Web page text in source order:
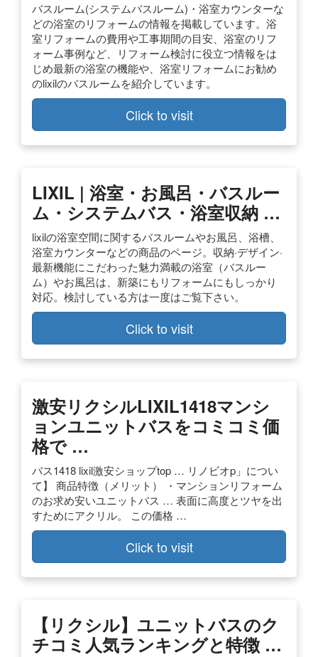
バスルーム(システムバスルーム)・浴室カウンターな
どの浴室のリフォームの情報を掲載しています。浴
室リフォームの費用や工事期間の目安、浴室のリフ
ォーム事例など、リフォーム検討に役立つ情報をは
じめ最新の浴室の機能や、浴室リフォームにお勧め
のlixilのバスルームを紹介しています。
Click to visit
LIXIL | 浴室・お風呂・バスルー
ム・システムバス・浴室収納 …
lixilの浴室空間に関するバスルームやお風呂、浴槽、
浴室カウンターなどの商品のページ。収納·デザイン·
最新機能にこだわった魅力満載の浴室（バスルー
ム）やお風呂は、新築にもリフォームにもしっかり
対応。検討している方は一度はご覧下さい。
Click to visit
激安リクシルLIXIL1418マンシ
ョンユニットバスをコミコミ価
格で …
バス1418 lixil激安ショップtop … リノビオp」につい
て】 商品特徴（メリット） ・マンションリフォーム
のお求め安いユニットバス … 表面に高度とツヤを出
すためにアクリル。 この価格 …
Click to visit
【リクシル】ユニットバスのク
チコミ人気ランキングと特徴 …